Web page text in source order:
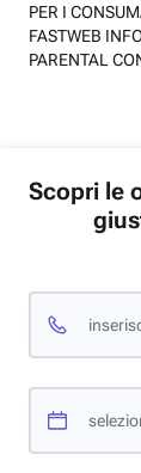
PER I
FASTWEB
PARENTAL
Scopri le